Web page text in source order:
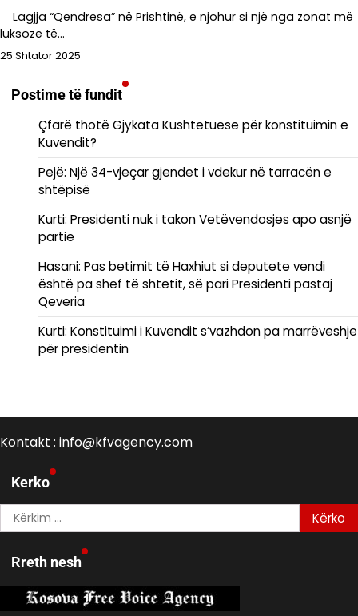
Lagjja “Qendresa” në Prishtinë, e njohur si një nga zonat më
luksoze të…
25 Shtator 2025
Postime të fundit
Çfarë thotë Gjykata Kushtetuese për konstituimin e
Kuvendit?
Pejë: Një 34-vjeçar gjendet i vdekur në tarracën e
shtëpisë
Kurti: Presidenti nuk i takon Vetëvendosjes apo asnjë
partie
Hasani: Pas betimit të Haxhiut si deputete vendi
është pa shef të shtetit, së pari Presidenti pastaj
Qeveria
Kurti: Konstituimi i Kuvendit s’vazhdon pa marrëveshje
për presidentin
Kontakt : info@kfvagency.com
Kerko
Kërko
për:
Rreth nesh